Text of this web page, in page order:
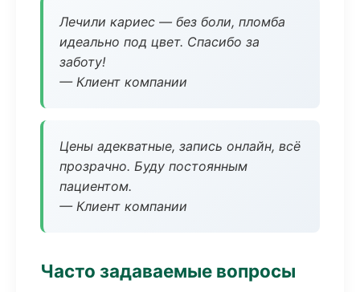
Лечили кариес — без боли, пломба
идеально под цвет. Спасибо за
заботу!
— Клиент компании
Цены адекватные, запись онлайн, всё
прозрачно. Буду постоянным
пациентом.
— Клиент компании
Часто задаваемые вопросы